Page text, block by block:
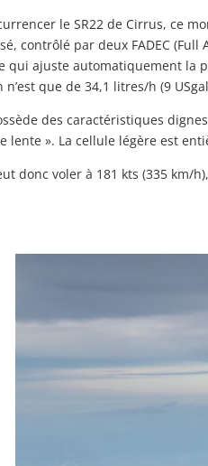
le SR22 de Cirrus, ce
contrôlé par deux FADEC
qui ajuste automatiquement la
que de 34,1 litres/h (9
des caractéristiques
lente ». La cellule légère est
donc voler à 181 kts (335 km/